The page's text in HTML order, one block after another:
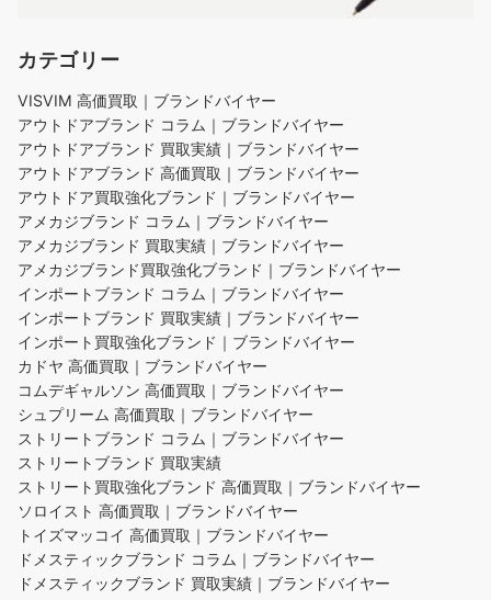
カテゴリー
VISVIM 高価買取｜ブランドバイヤー
アウトドアブランド コラム｜ブランドバイヤー
アウトドアブランド 買取実績｜ブランドバイヤー
アウトドアブランド 高価買取｜ブランドバイヤー
アウトドア買取強化ブランド｜ブランドバイヤー
アメカジブランド コラム｜ブランドバイヤー
アメカジブランド 買取実績｜ブランドバイヤー
アメカジブランド買取強化ブランド｜ブランドバイヤー
インポートブランド コラム｜ブランドバイヤー
インポートブランド 買取実績｜ブランドバイヤー
インポート買取強化ブランド｜ブランドバイヤー
カドヤ 高価買取｜ブランドバイヤー
コムデギャルソン 高価買取｜ブランドバイヤー
シュプリーム 高価買取｜ブランドバイヤー
ストリートブランド コラム｜ブランドバイヤー
ストリートブランド 買取実績
ストリート買取強化ブランド 高価買取｜ブランドバイヤー
ソロイスト 高価買取｜ブランドバイヤー
トイズマッコイ 高価買取｜ブランドバイヤー
ドメスティックブランド コラム｜ブランドバイヤー
ドメスティックブランド 買取実績｜ブランドバイヤー